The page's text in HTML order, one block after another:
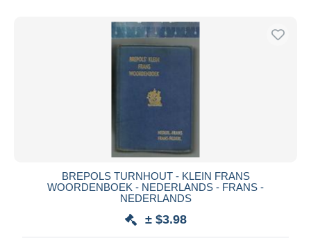
BREPOLS TURNHOUT - KLEIN FRANS
WOORDENBOEK - NEDERLANDS - FRANS -
NEDERLANDS
± $3.98